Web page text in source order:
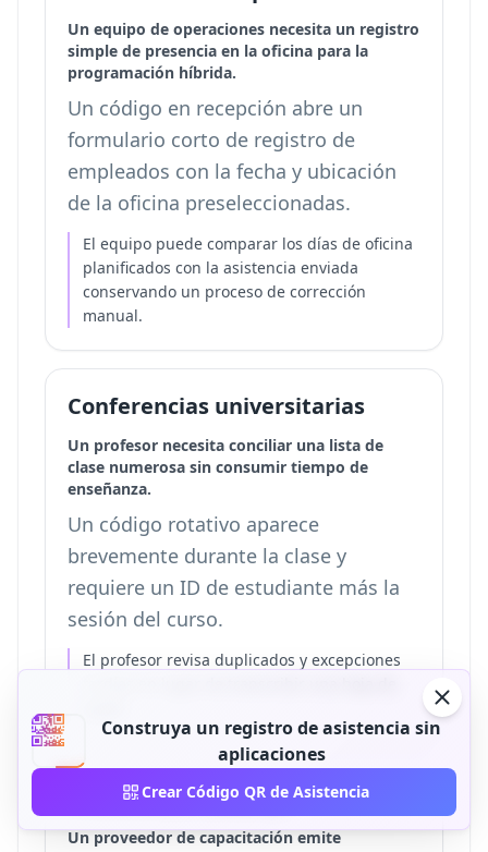
Un equipo de operaciones necesita un registro
simple de presencia en la oficina para la
programación híbrida.
Un código en recepción abre un
formulario corto de registro de
empleados con la fecha y ubicación
de la oficina preseleccionadas.
El equipo puede comparar los días de oficina
planificados con la asistencia enviada
conservando un proceso de corrección
manual.
Conferencias universitarias
Un profesor necesita conciliar una lista de
clase numerosa sin consumir tiempo de
enseñanza.
Un código rotativo aparece
brevemente durante la clase y
requiere un ID de estudiante más la
sesión del curso.
El profesor revisa duplicados y excepciones
Asistencia a talleres
Un proveedor de capacitación emite
Construya un registro de asistencia sin
aplicaciones
Crear Código QR de Asistencia